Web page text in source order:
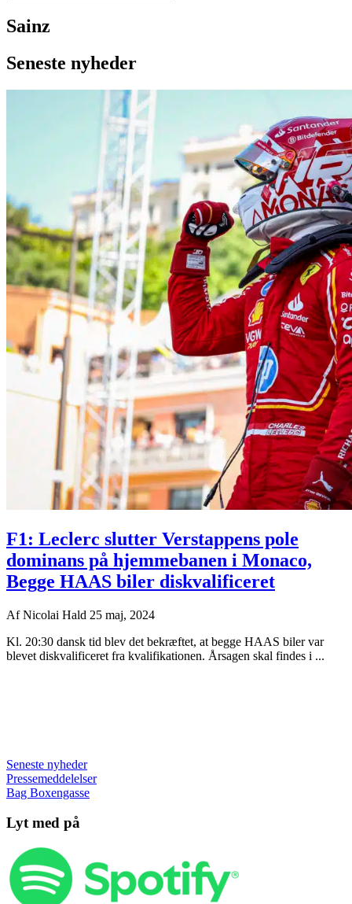
Sainz
Seneste nyheder
F1: Leclerc slutter Verstappens pole
dominans på hjemmebanen i Monaco,
Begge HAAS biler diskvalificeret
AfNicolai Hald 25 maj, 2024
Kl. 20:30 dansk tid blev det bekræftet, at begge HAAS biler var
blevet diskvalificeret fra kvalifikationen. Årsagen skal findes i ...
Seneste nyheder
Pressemeddelelser
Bag Boxengasse
Lyt med på